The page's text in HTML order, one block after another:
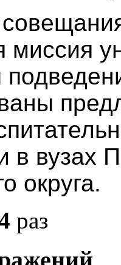
в вузах
округа.
раз